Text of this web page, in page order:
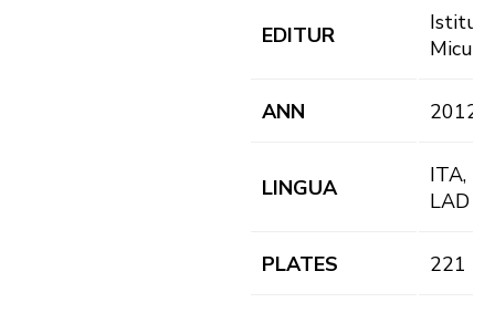
EDITUR
Istitut
ANN 2012
LINGUA
ITA,
LAD
PLATES 221